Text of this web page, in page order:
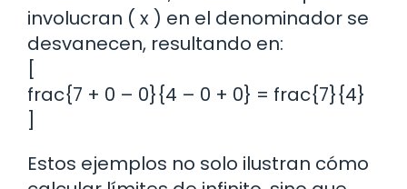
involucran ( x ) en el denominador se
desvanecen, resultando en:
[
frac{7 + 0 – 0}{4 – 0 + 0} = frac{7}{4}
]
Estos ejemplos no solo ilustran cómo